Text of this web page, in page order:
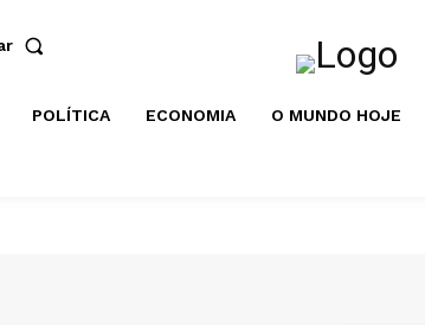
POLÍTICA ECONOMIA O MUNDO HOJE